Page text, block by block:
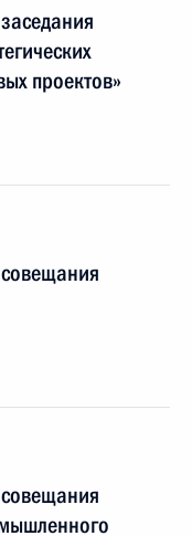
проектов»